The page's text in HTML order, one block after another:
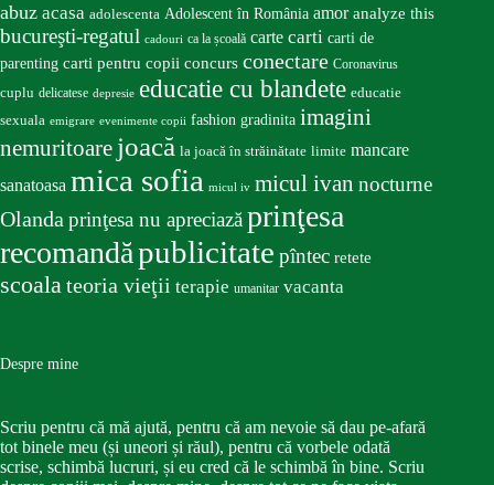
abuz acasa adolescenta Adolescent în România amor analyze this
bucureşti-regatul cadouri ca la școală carte carti carti de
parenting carti pentru copii concurs conectare Coronavirus
cuplu delicatese depresie educatie cu blandete educatie
sexuala emigrare evenimente copii fashion gradinita imagini
nemuritoare joacă la joacă în străinătate limite mancare
sanatoasa mica sofia micul iv micul ivan nocturne
Olandaprinţesa nu apreciazăprinţesa
recomandăpublicitate pîntec retete
scoalateoria vieţii terapie umanitar vacanta
Despre mine
Scriu pentru că mă ajută, pentru că am nevoie să dau pe-afară
tot binele meu (și uneori și răul), pentru că vorbele odată
scrise, schimbă lucruri, și eu cred că le schimbă în bine. Scriu